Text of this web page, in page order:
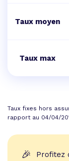
Taux moyen
Taux max
Taux fixes hors
rapport au 04/04/
🎉 Profitez